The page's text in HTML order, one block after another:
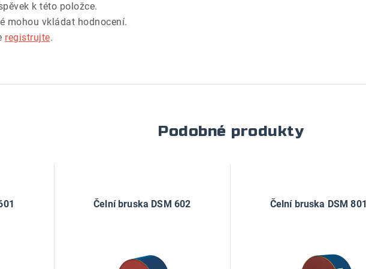
k této položce.
mohou vkládat hodnocení.
registrujte.
Podobné produkty
Čelní bruska DSM 602 Čelní bruska DSM 801